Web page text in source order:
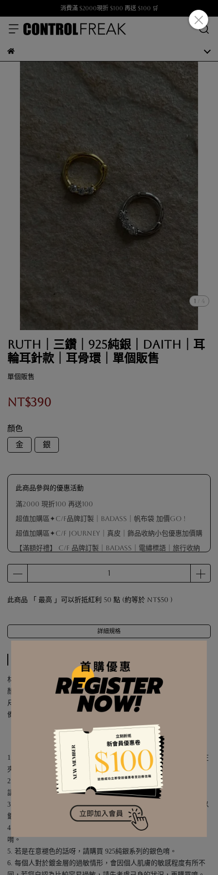
消費滿 $2000現折 $100 再送 $100 🛒
1 4
Ruth｜三鑽｜925純銀｜Daith｜耳
輪耳針款｜耳骨環｜單個販售
單個販售
NT$390
顏色
金
銀
此商品參與的優惠活動
滿2000 現折100 再送100
超值加購區✦C/F品牌訂製｜BADASS｜帆布袋 加價GO !
超值加購區✦C/F Journey｜真皮｜飾品收納小包優惠加價購
【滿額好禮】 C/F 品牌訂製｜BADASS｜電繡標語｜旅行收納
【滿額好禮】品牌擦拭布（數量有限 贈完為止）
【滿額好禮】 C/F 品牌訂製｜麂皮袋（顏色隨機出貨）
此商品 「 最高 」可以折抵紅利 50 點 (約等於 NT$50 )
詳細規格
材質｜925純銀 / 鍍真金 / 精密鍍層 / 鋯石
顏色｜金色 / 銀色
尺寸｜約 1.1 x 1.1 cm / 耳針約 0.1 cm
備註｜
單個販售 / 耳輪耳針款 / 需耳洞
【925純銀飾品的售後須知】
1. 925純銀飾品不會生鏽、洗澡洗手都可以佩戴；不佩戴時，可以在
夾鏈袋中，夾鏈袋會與空氣隔絕，來防止氧化變色唷。
2. 若是購買925純銀+鍍金（金色）的款式，就如同鍍金飾品一樣，
請盡量減少與水、汗水、化妝品或藥劑等...接觸唷。
3. 金色的925純銀飾品，是純銀當基底材質，再加上表面鍍金，所以
鍍金層本身，還是會隨著配戴的時間而逐漸褪色唷。
4. 請注意！購買純銀鍍金款式，若因配戴後褪色，是無法退換貨的
唷。
5. 若是在意褪色的話呀，請購買 925純銀系列的銀色唷。
6. 每個人對於鍍金層的過敏情形，會因個人肌膚的敏感程度有所不